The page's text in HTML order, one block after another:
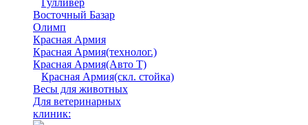
Гулливер
Восточный Базар
Олимп
Красная Армия
Красная Армия(технолог.)
Красная Армия(Авто Т)
Красная Армия(скл. стойка)
Весы для животных
Для ветеринарных
клиник: